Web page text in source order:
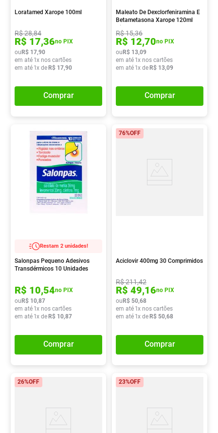
Loratamed Xarope 100ml
R$28,84
R$ 17,36no PIX
ouR$ 17,90
em até 1x nos cartões
em até 1x deR$ 17,90
Comprar
Maleato De Dexclorfeniramina E
Betametasona Xarope 120ml
Cimed
R$15,36
R$ 12,70no PIX
ouR$ 13,09
em até 1x nos cartões
em até 1x deR$ 13,09
Comprar
Restam 2 unidades!
Salonpas Pequeno Adesivos
Transdérmicos 10 Unidades
R$ 10,54no PIX
ouR$ 10,87
em até 1x nos cartões
em até 1x deR$ 10,87
Comprar
76%OFF
Aciclovir 400mg 30 Comprimidos
R$211,42
R$ 49,16no PIX
ouR$ 50,68
em até 1x nos cartões
em até 1x deR$ 50,68
Comprar
26%OFF 23%OFF